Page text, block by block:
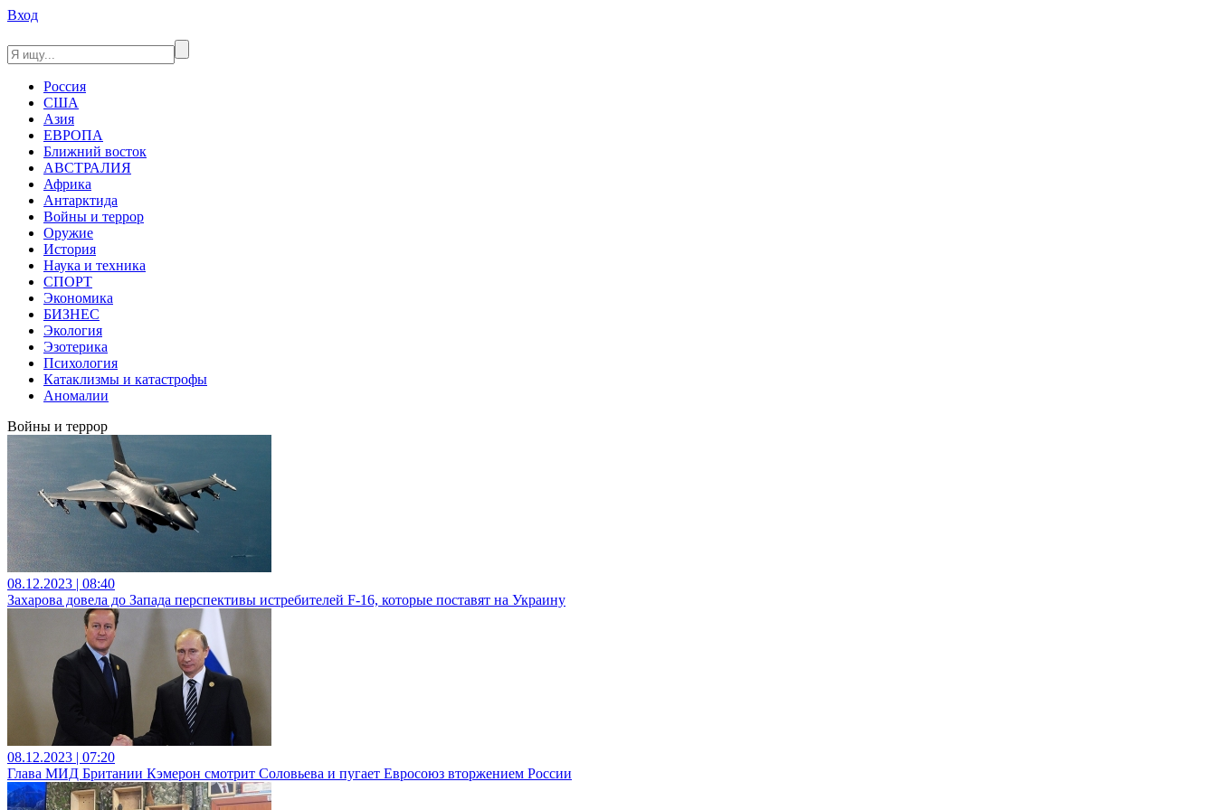
Вход
Россия
США
Азия
ЕВРОПА
Ближний восток
АВСТРАЛИЯ
Африка
Антарктида
Войны и террор
Оружие
История
Наука и техника
СПОРТ
Экономика
БИЗНЕС
Экология
Эзотерика
Психология
Катаклизмы и катастрофы
Аномалии
Войны и террор
08.12.2023 | 08:40
Захарова довела до Запада перспективы истребителей F-16, которые поставят на Украину
08.12.2023 | 07:20
Глава МИД Британии Кэмерон смотрит Соловьева и пугает Евросоюз вторжением России